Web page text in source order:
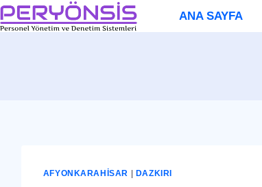
Skip
to
ANA SAYFA
AFYONKARAHISAR DAZKIRI